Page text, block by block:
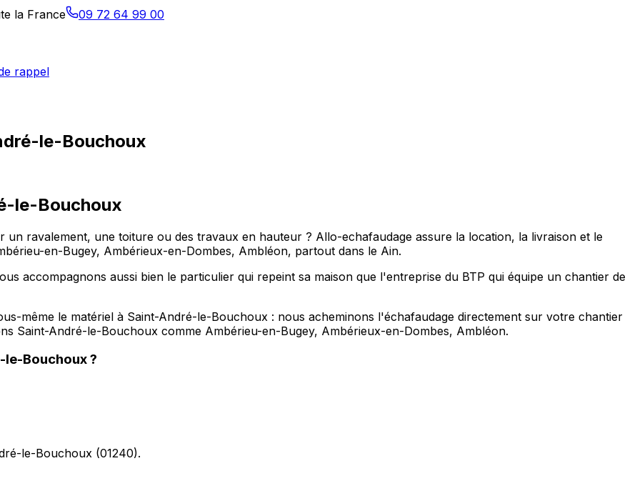
la France 09 72 64 99 00
rappel
le-Bouchoux
le-Bouchoux
ravalement, une toiture ou des travaux en hauteur ? Allo-echafaudage assure la location, la livraison et le
en-Bugey, Ambérieux-en-Dombes, Ambléon, partout dans le Ain.
accompagnons aussi bien le particulier qui repeint sa maison que l'entreprise du BTP qui équipe un chantier de
même le matériel à Saint-André-le-Bouchoux : nous acheminons l'échafaudage directement sur votre chantier
Saint-André-le-Bouchoux comme Ambérieu-en-Bugey, Ambérieux-en-Dombes, Ambléon.
le-Bouchoux?
le-Bouchoux (01240).